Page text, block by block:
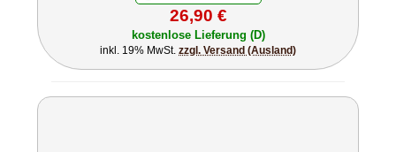
26,90 €
kostenlose Lieferung (D)
inkl. 19% MwSt. zzgl. Versand (Ausland)